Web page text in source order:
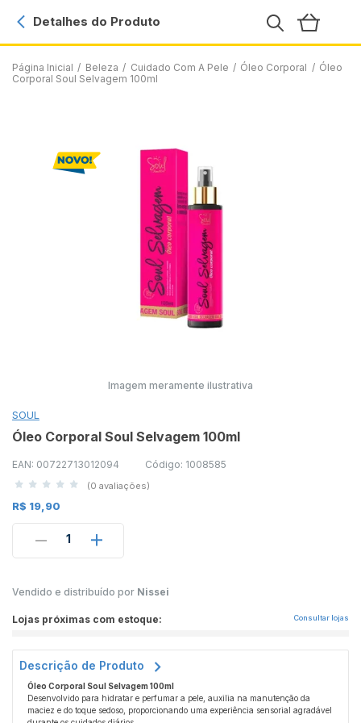
Página Inicial / Beleza / Cuidado Com A Pele / Óleo Corporal / Óleo
Corporal Soul Selvagem 100ml
Detalhes do Produto
Imagem meramente ilustrativa
SOUL
Óleo Corporal Soul Selvagem 100ml
EAN: 00722713012094 Código: 1008585
(0 avaliações)
R$ 19,90
1
Vendido e distribuído por Nissei
Lojas próximas com estoque: Consultar lojas
Descrição de Produto
Óleo Corporal Soul Selvagem 100ml
Desenvolvido para hidratar e perfumar a pele, auxilia na manutenção da
maciez e do toque sedoso, proporcionando uma experiência sensorial agradável